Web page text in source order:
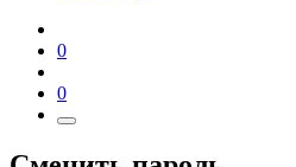
0
0